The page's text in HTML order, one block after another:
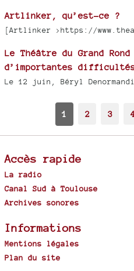
Artlinker, qu’est-ce ?
[Artlinker >https://
Le Théâtre du Grand
d’importantes
Le 12 juin, Béryl
1 2 3
Accès rapide
La radio
Canal Sud à Toulouse
Archives sonores
Informations
Mentions légales
Plan du site